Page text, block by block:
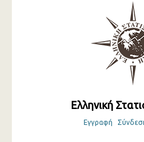
Ελληνική
Εγγραφή